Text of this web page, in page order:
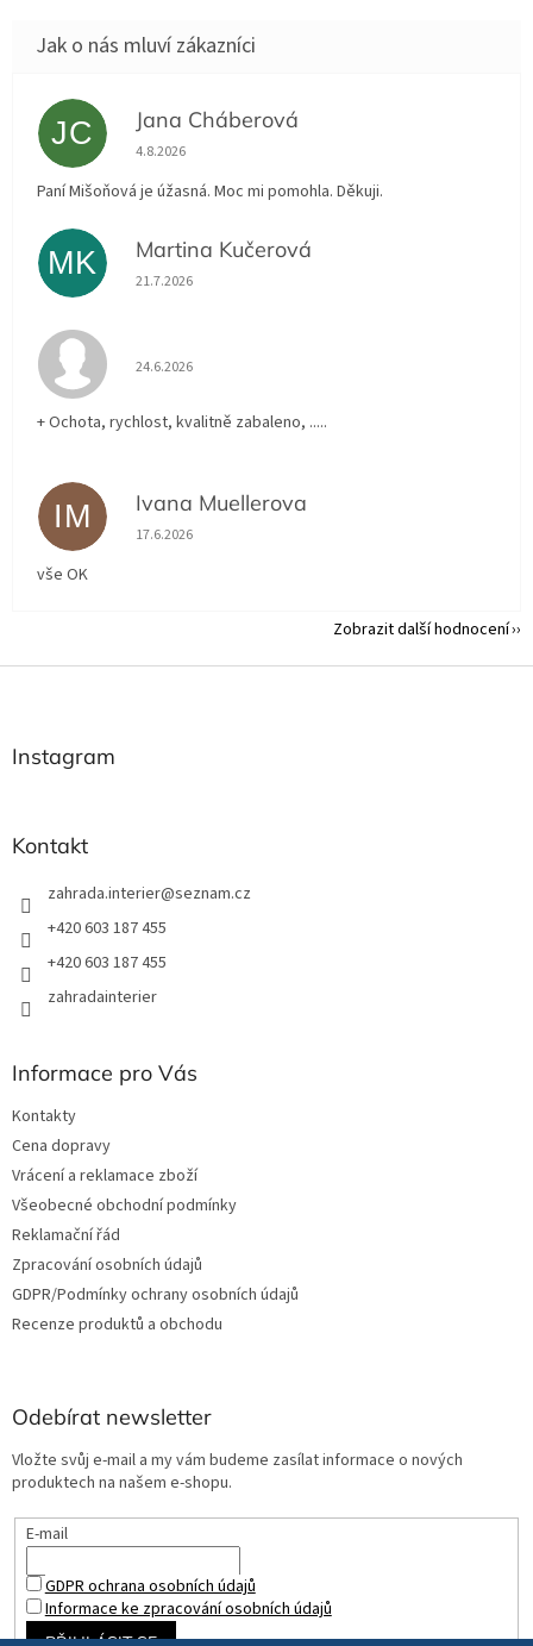
JC Jana Cháberová
Hodnocení obchodu je 5 z 5 hvězdiček.
4.8.2026
Paní Mišoňová je úžasná. Moc mi pomohla. Děkuji.
MK Martina Kučerová
Hodnocení obchodu je 5 z 5 hvězdiček.
21.7.2026
Hodnocení obchodu je 5 z 5 hvězdiček.
24.6.2026
+ Ochota, rychlost, kvalitně zabaleno, .....
IM Ivana Muellerova
Hodnocení obchodu je 5 z 5 hvězdiček.
17.6.2026
vše OK
Zobrazit další hodnocení
Z
Instagram
Kontakt
zahrada.interier@seznam.cz
+420 603 187 455
+420 603 187 455
zahradainterier
Informace pro Vás
Kontakty
Cena dopravy
Vrácení a reklamace zboží
Všeobecné obchodní podmínky
Reklamační řád
Zpracování osobních údajů
GDPR/Podmínky ochrany osobních údajů
Recenze produktů a obchodu
Odebírat newsletter
Vložte svůj e-mail a my vám budeme zasílat informace o nových
produktech na našem e-shopu.
E-mail
GDPR ochrana osobních údajů
Informace ke zpracování osobních údajů